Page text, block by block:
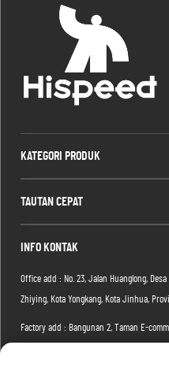
KATEGORI PRODUK
TAUTAN CEPAT
INFO KONTAK
Office add : No. 23, Jalan Huanglong,
Zhiying, Kota Yongkang, Kota Jinhua,
Factory add : Bangunan 2, Taman E-